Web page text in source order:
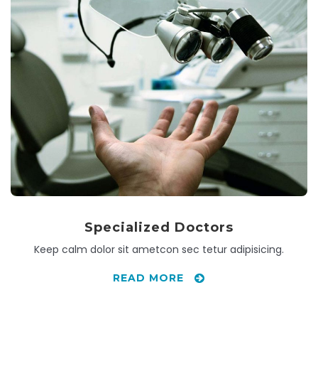
Specialized Doctors
Keep calm dolor sit ametcon sec tetur adipisicing.
READ MORE